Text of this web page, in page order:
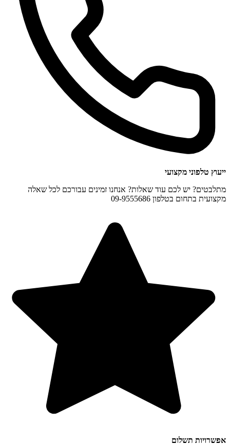
ייעוץ טלפוני מקצועי
מתלבטים? יש לכם עוד שאלות? אנחנו זמינים עבורכם לכל שאלה
מקצועית בתחום בטלפון 09-9555686
אפשרויות תשלום